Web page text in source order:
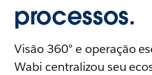
processos.
Visão 360° e operação
Wabi centralizou seu